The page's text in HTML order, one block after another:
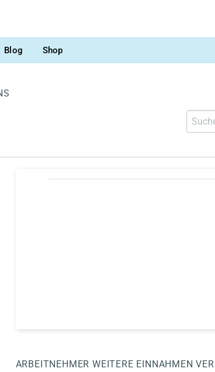
Blog Shop
ARBEITNEHMER WEITERE EINNAHMEN